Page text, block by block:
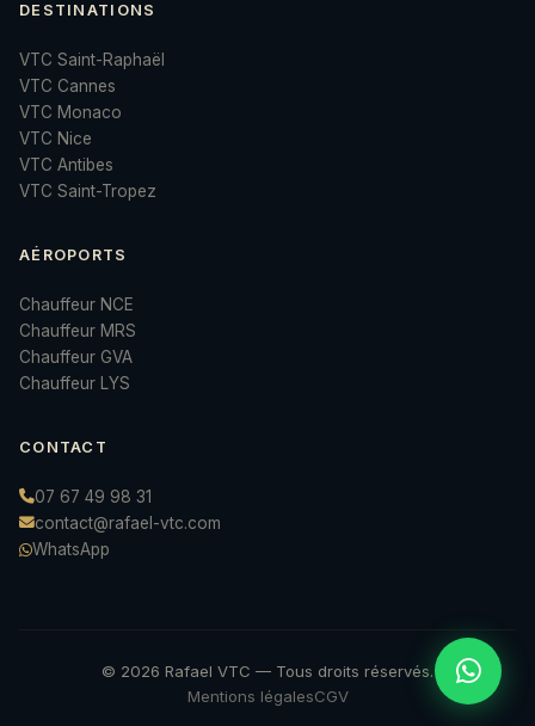
DESTINATIONS
VTC Saint-Raphaël
VTC Cannes
VTC Monaco
VTC Nice
VTC Antibes
VTC Saint-Tropez
AÉROPORTS
Chauffeur NCE
Chauffeur MRS
Chauffeur GVA
Chauffeur LYS
CONTACT
07 67 49 98 31
contact@rafael-vtc.com
WhatsApp
© 2026 Rafael VTC — Tous droits réservés.
Mentions légalesCGV